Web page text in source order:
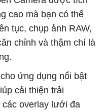
cao mà bạn có thể
tục, chụp ảnh RAW,
chỉnh và thậm chí là
ứng dụng nổi bật
cải thiện trải
overlay lưới đa